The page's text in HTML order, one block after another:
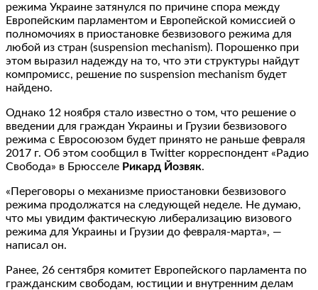
режима Украине затянулся по причине спора между
Европейским парламентом и Европейской комиссией о
полномочиях в приостановке безвизового режима для
любой из стран (suspension mechanism). Порошенко при
этом выразил надежду на то, что эти структуры найдут
компромисс, решение по suspension mechanism будет
найдено.
Однако 12 ноября стало известно о том, что решение о
введении для граждан Украины и Грузии безвизового
режима с Евросоюзом будет принято не раньше февраля
2017 г. Об этом сообщил в Twitter корреспондент «Радио
Свобода» в Брюсселе Рикард Йозвяк.
«Переговоры о механизме приостановки безвизового
режима продолжатся на следующей неделе. Не думаю,
что мы увидим фактическую либерализацию визового
режима для Украины и Грузии до февраля-марта», —
написал он.
Ранее, 26 сентября комитет Европейского парламента по
гражданским свободам, юстиции и внутренним делам